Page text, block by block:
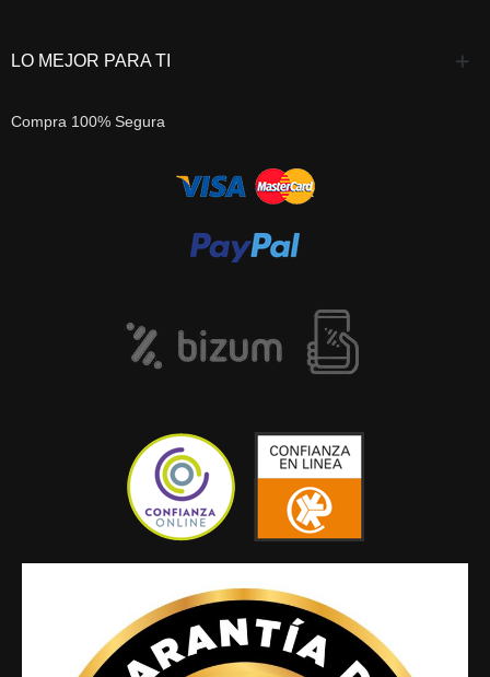
LO MEJOR PARA TI
Compra 100% Segura